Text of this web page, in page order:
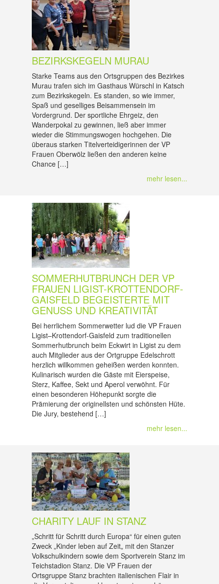
BEZIRKSKEGELN MURAU
Starke Teams aus den Ortsgruppen des Bezirkes
Murau trafen sich im Gasthaus Würschl in Katsch
zum Bezirkskegeln. Es standen, so wie immer,
Spaß und geselliges Beisammensein im
Vordergrund. Der sportliche Ehrgeiz, den
Wanderpokal zu gewinnen, ließ aber immer
wieder die Stimmungswogen hochgehen. Die
überaus starken Titelverteidigerinnen der VP
Frauen Oberwölz ließen den anderen keine
Chance […]
mehr lesen...
SOMMERHUTBRUNCH DER VP
FRAUEN LIGIST-KROTTENDORF-
GAISFELD BEGEISTERTE MIT
GENUSS UND KREATIVITÄT
Bei herrlichem Sommerwetter lud die VP Frauen
Ligist–Krottendorf-Gaisfeld zum traditionellen
Sommerhutbrunch beim Eckwirt in Ligist zu dem
auch Mitglieder aus der Ortgruppe Edelschrott
herzlich willkommen geheißen werden konnten.
Kulinarisch wurden die Gäste mit Eierspeise,
Sterz, Kaffee, Sekt und Aperol verwöhnt. Für
einen besonderen Höhepunkt sorgte die
Prämierung der originellsten und schönsten Hüte.
Die Jury, bestehend […]
mehr lesen...
CHARITY LAUF IN STANZ
„Schritt für Schritt durch Europa“ für einen guten
Zweck „Kinder leben auf Zeit„ mit den Stanzer
Volkschulkindern sowie dem Sportverein Stanz im
Teichstadion Stanz. Die VP Frauen der
Ortsgruppe Stanz brachten italienischen Flair in